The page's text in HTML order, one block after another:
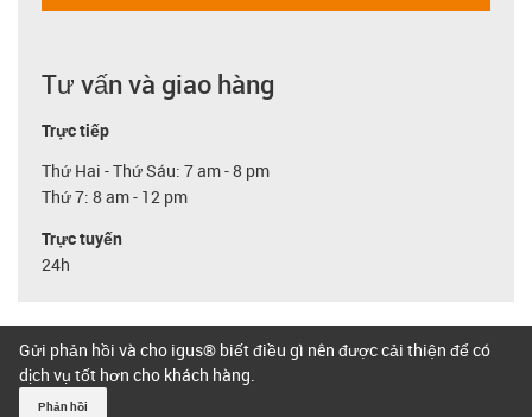
Tư vấn và giao hàng
Trực tiếp
Thứ Hai - Thứ Sáu: 7 am - 8 pm
Thứ 7: 8 am - 12 pm
Trực tuyến
24h
Gửi phản hồi và cho igus® biết điều gì nên được cải thiện để có
dịch vụ tốt hơn cho khách hàng.
Phản hồi